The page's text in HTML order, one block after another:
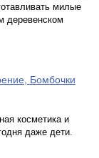
милые
деревенском
Бомбочки
косметика и
даже дети.